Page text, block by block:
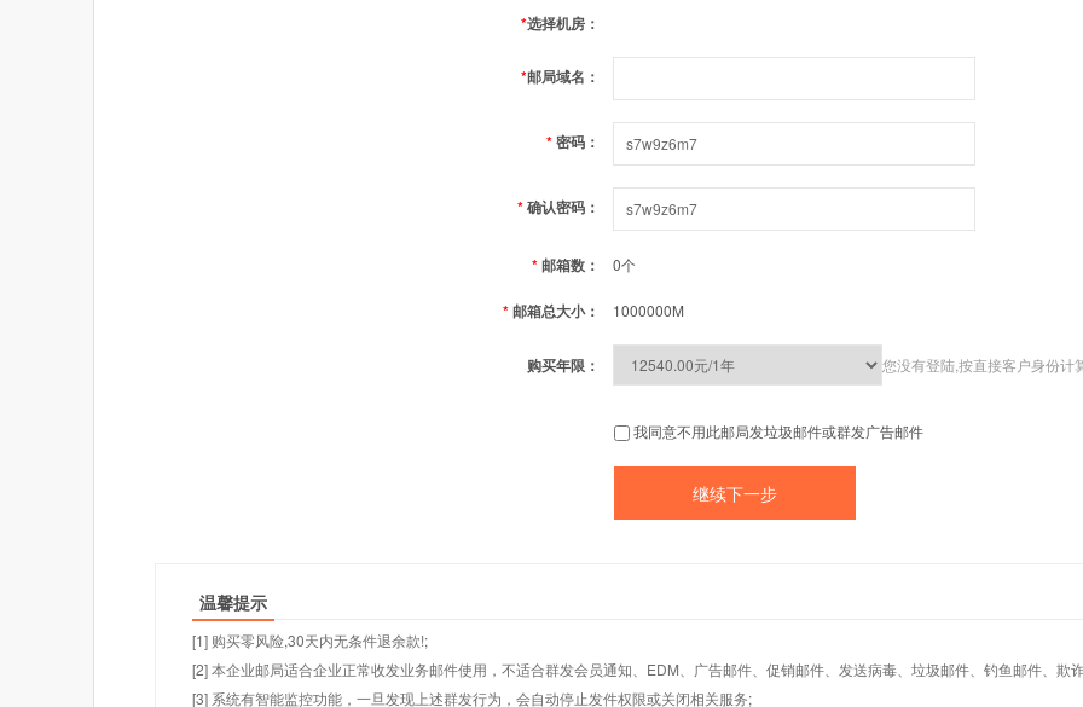
*选择机房：
*邮局域名：
*密码：
*确认密码：
*邮箱数： 0个
*邮箱总大小： 1000000M
购买年限： 您没有登陆,按直接客户身份计
我同意不用此邮局发垃圾邮件或群发广告邮件
温馨提示
[1] 购买零风险,30天内无条件退余款!;
[2] 本企业邮局适合企业正常收发业务邮件使用，不适合群发会员通知、EDM、广告邮件、促销邮件、发送病毒、垃圾邮件、钓鱼邮件、欺
[3] 系统有智能监控功能，一旦发现上述群发行为，会自动停止发件权限或关闭相关服务;